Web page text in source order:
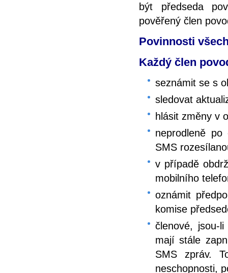
být předseda
pověřený člen
Povinnosti
Každý člen
seznámit se s
sledovat
hlásit změny v
neprodleně
SMS
v případě
mobilního
oznámit
komise
členové, jsou-
mají stále
SMS zpráv.
neschopnosti,